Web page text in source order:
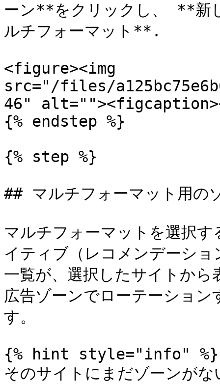
ーン**をクリックし、 **新
ルチフォーマット**.
<figure><img
src="/files/
46"
{% endstep %}
{% step %}
## マルチフォーマット用の
マルチフォーマットを選
イティブ（レコメンデーシ
一覧が、選択したサイトか
広告ゾーンでローテーショ
す。
{% hint style="info" %}
そのサイトにまだゾーンが